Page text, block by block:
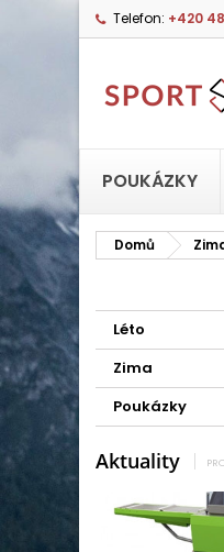
Telefon: +420
POUKÁZKY
Domů
Léto
Zima
Poukázky
Aktuality